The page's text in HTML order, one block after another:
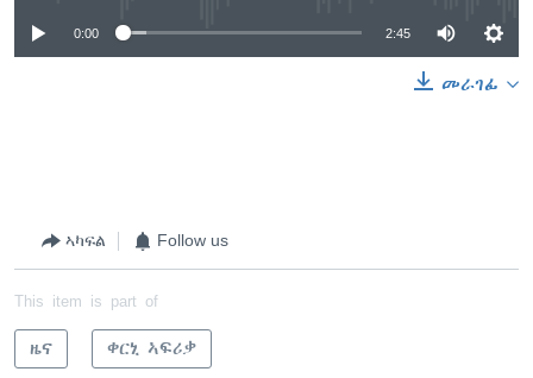
0:00 2:45
መራገፊ
ኣካፍል Follow us
This item is part of
ዜና ቀርኒ ኣፍሪቃ